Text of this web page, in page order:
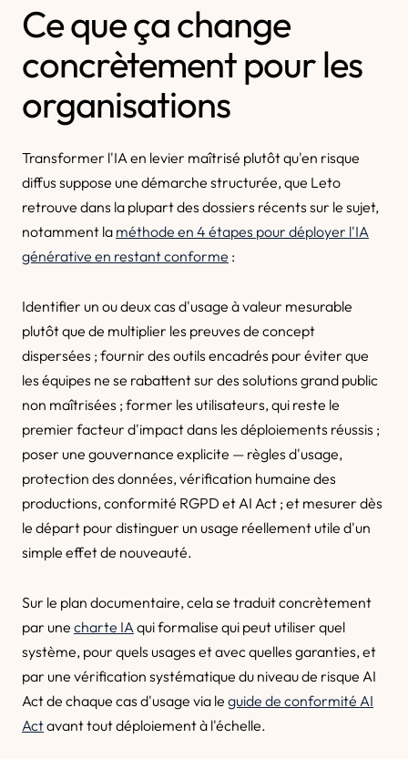
Ce que ça change
concrètement pour les
organisations
Transformer l'IA en levier maîtrisé plutôt qu'en risque
diffus suppose une démarche structurée, que Leto
retrouve dans la plupart des dossiers récents sur le sujet,
notamment la méthode en 4 étapes pour déployer l'IA
générative en restant conforme :
Identifier un ou deux cas d'usage à valeur mesurable
plutôt que de multiplier les preuves de concept
dispersées ; fournir des outils encadrés pour éviter que
les équipes ne se rabattent sur des solutions grand public
non maîtrisées ; former les utilisateurs, qui reste le
premier facteur d'impact dans les déploiements réussis ;
poser une gouvernance explicite — règles d'usage,
protection des données, vérification humaine des
productions, conformité RGPD et AI Act ; et mesurer dès
le départ pour distinguer un usage réellement utile d'un
simple effet de nouveauté.
Sur le plan documentaire, cela se traduit concrètement
par une charte IAqui formalise qui peut utiliser quel
système, pour quels usages et avec quelles garanties, et
par une vérification systématique du niveau de risque AI
Act de chaque cas d'usage via le guide de conformité AI
Actavant tout déploiement à l'échelle.